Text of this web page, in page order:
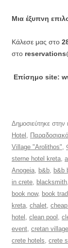
Μια έξυπνη
Κάλεσε μας στο
στο
Επίσημο site:
Δημοσιεύτηκε στην
Hotel ,
Village "Arolithos",
sterne hotel kreta,
Anogeia, b&b, b&b
in crete, blacksmith,
book now, book
kreta, chalet,
hotel , clean pool ,
event, cretan
crete hotels, crete